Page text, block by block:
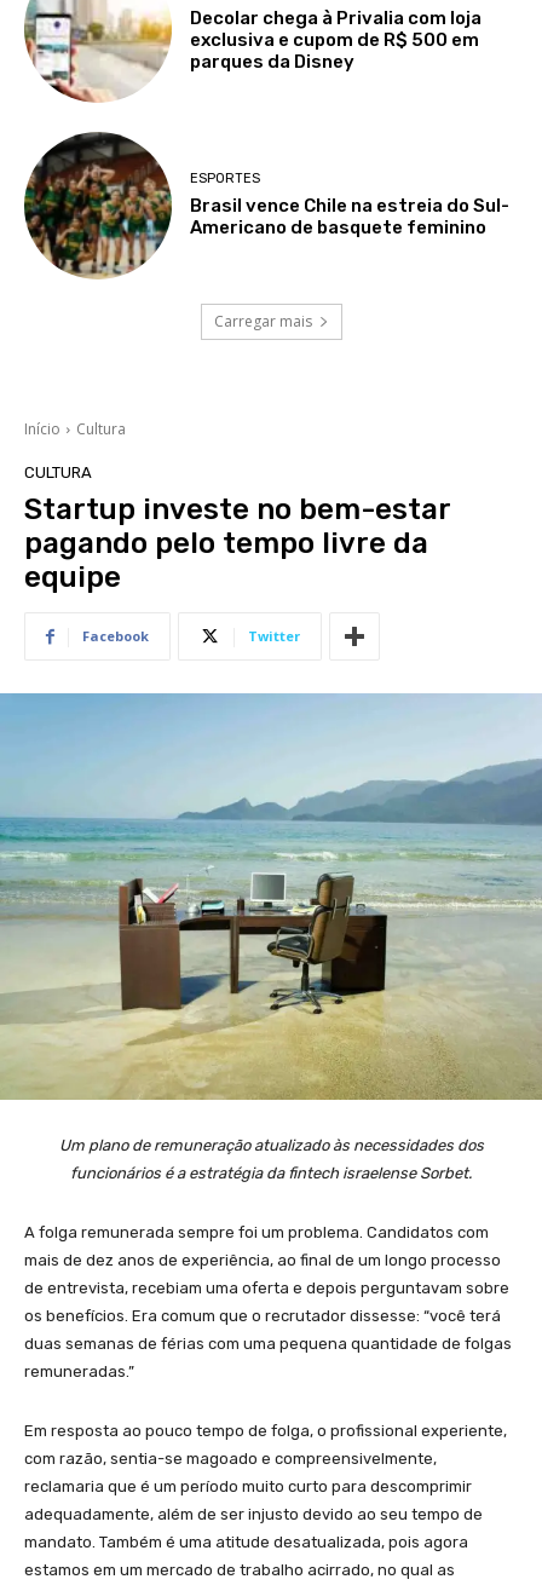
Decolar chega à Privalia com loja
exclusiva e cupom de R$ 500 em
parques da Disney
ESPORTES
Brasil vence Chile na estreia do Sul-
Americano de basquete feminino
Carregar mais